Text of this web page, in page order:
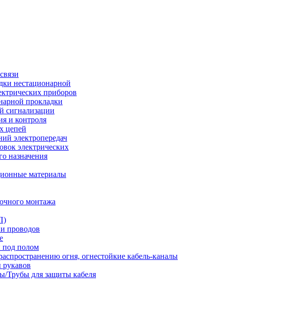
нестационарной
приборов
прокладки
сигнализации
и контроля
цепей
электропередач
электрических
назначения
материалы
монтажа
проводов
под полом
огня, огнестойкие кабель-каналы
Трубы для защиты кабеля